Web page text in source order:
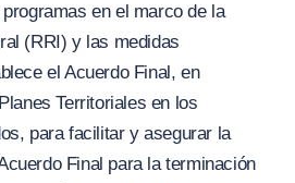
en el marco de la
(RRI) y las medidas
el Acuerdo Final, en
Territoriales en los
para facilitar y asegurar la
Final para la terminación